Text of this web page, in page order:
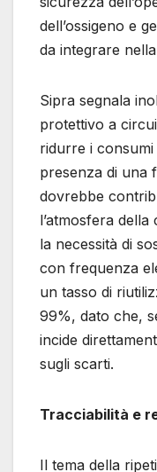
dell’ossigeno e
da integrare
Sipra segnala
protettivo a
ridurre i
presenza di una
dovrebbe
l’atmosfera
la necessità di
con frequenza
un tasso di
99%, dato che,
incide
sugli scarti.
Tracciabilità e
Il tema della